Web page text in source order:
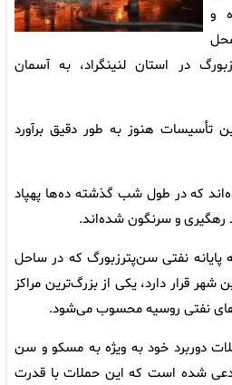
و
در استان لنینگراد، به آسمان
تأسیسات هنوز به طور دقیق برآورد
که در طول شب گذشته ده‌ها پهپاد
رهگیری و سرنگون شده‌اند.
نفتی سن‌پترزبورگ که در ساحل
شهر قرار دارد، یکی از بزرگ‌ترین مراکز
نفتی روسیه محسوب می‌شود.
دوربرد خود به ویژه به مسکو و سن
مدعی شده است که این حملات با قدرت